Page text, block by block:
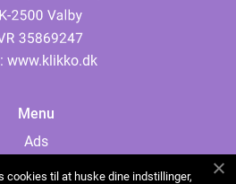
www.klikko.dk
Menu
Ads
cookies til at huske dine indstillinger,